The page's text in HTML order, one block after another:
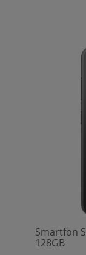
Smartfon
128GB